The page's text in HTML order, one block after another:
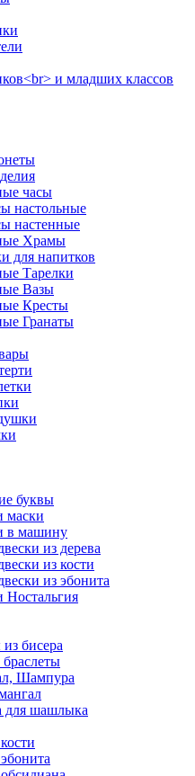
и младших классов
часы
настольные
настенные
Храмы
для напитков
Тарелки
Вазы
Кресты
Гранаты
буквы
маски
в машину
из дерева
из кости
из эбонита
Ностальгия
бисера
Шампура
шашлыка